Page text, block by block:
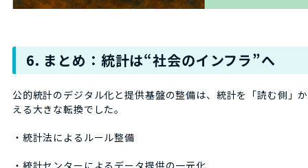
6. まとめ：統計は“社会のインフラ”へ
公的統計のデジタル化と提供基盤の整備は、統計を「読む側」
える大きな転換でした。
・統計法によるルール整備